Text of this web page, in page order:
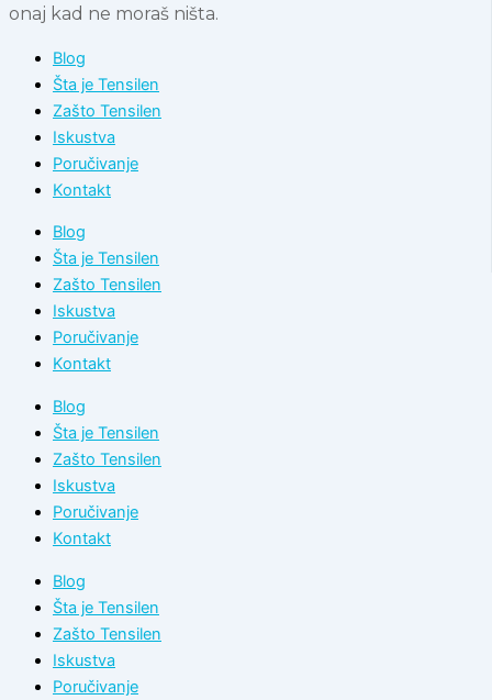
onaj kad ne moraš ništa.
Blog
Šta je Tensilen
Zašto Tensilen
Iskustva
Poručivanje
Kontakt
Blog
Šta je Tensilen
Zašto Tensilen
Iskustva
Poručivanje
Kontakt
Blog
Šta je Tensilen
Zašto Tensilen
Iskustva
Poručivanje
Kontakt
Blog
Šta je Tensilen
Zašto Tensilen
Iskustva
Poručivanje